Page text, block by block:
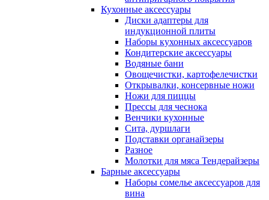
Кухонные аксессуары
Диски адаптеры для
индукционной плиты
Наборы кухонных аксессуаров
Кондитерские аксессуары
Водяные бани
Овощечистки, картофелечистки
Открывалки, консервные ножи
Ножи для пиццы
Прессы для чеснока
Венчики кухонные
Сита, дуршлаги
Подставки органайзеры
Разное
Молотки для мяса Тендерайзеры
Барные аксессуары
Наборы сомелье аксессуаров для
вина